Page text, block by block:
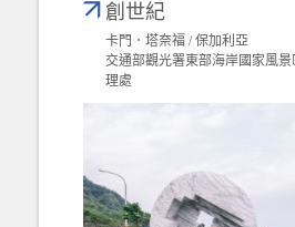
創世紀
卡門．塔奈福 / 保加利亞
交通部觀光署東部海岸國家風景
理處